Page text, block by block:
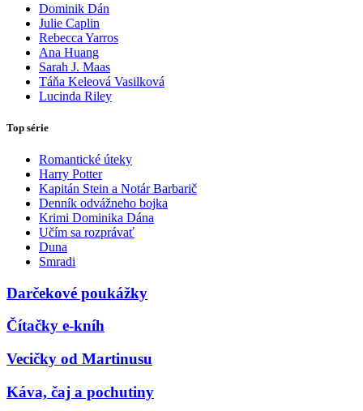
Dominik Dán
Julie Caplin
Rebecca Yarros
Ana Huang
Sarah J. Maas
Táňa Keleová Vasilková
Lucinda Riley
Top série
Romantické úteky
Harry Potter
Kapitán Stein a Notár Barbarič
Denník odvážneho bojka
Krimi Dominika Dána
Učím sa rozprávať
Duna
Smradi
Darčekové poukážky
Čítačky e-kníh
Vecičky od Martinusu
Káva, čaj a pochutiny